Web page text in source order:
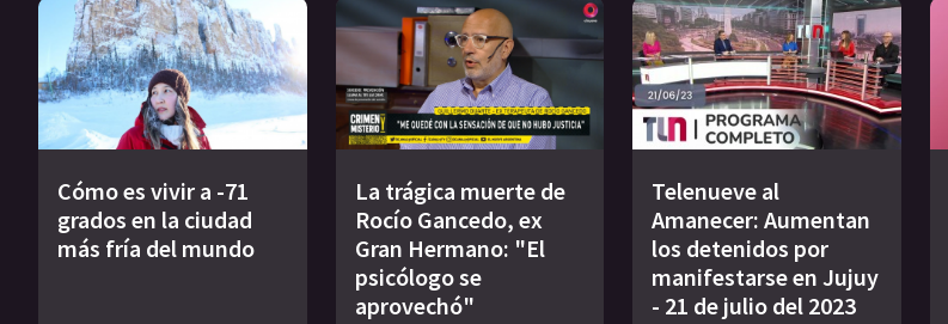
Cómo es vivir a -71
grados en la ciudad
más fría del mundo
La trágica muerte de
Rocío Gancedo, ex
Gran Hermano: "El
psicólogo se
aprovechó"
Telenueve al
Amanecer: Aumentan
los detenidos por
manifestarse en Jujuy
- 21 de julio del 2023